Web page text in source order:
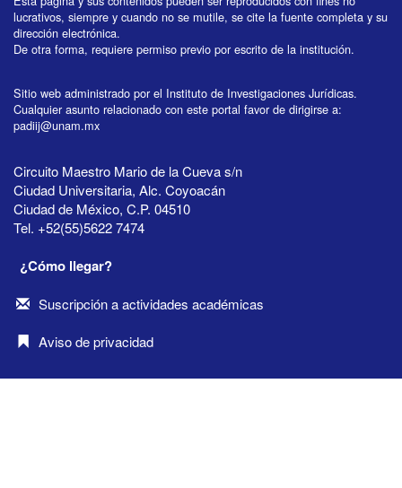
lucrativos, siempre y cuando no se mutile, se cite la fuente completa y su
dirección electrónica.
De otra forma, requiere permiso previo por escrito de la institución.
Sitio web administrado por el Instituto de Investigaciones Jurídicas.
Cualquier asunto relacionado con este portal favor de dirigirse a:
padiij@unam.mx
Circuito Maestro Mario de la Cueva s/n
Ciudad Universitaria, Alc. Coyoacán
Ciudad de México, C.P. 04510
Tel. +52(55)5622 7474
¿Cómo llegar?
Suscripción a actividades académicas
Aviso de privacidad